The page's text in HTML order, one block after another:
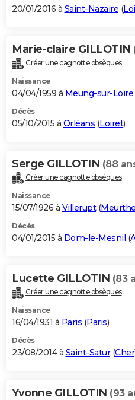
20/01/2016 à Saint-Nazaire (
Marie-claire GILLOTIN
Créer une cagnotte obsèques
Naissance
04/04/1959 à Meung-sur-Loire
Décès
05/10/2015 à Orléans (Loiret)
Serge GILLOTIN (88
Créer une cagnotte obsèques
Naissance
15/07/1926 à Villerupt(
Décès
04/01/2015 à Dom-le-Mesnil (
Lucette GILLOTIN (83
Créer une cagnotte obsèques
Naissance
16/04/1931 à Paris (Paris)
Décès
23/08/2014 à Saint-Satur(Cher
Yvonne GILLOTIN (93